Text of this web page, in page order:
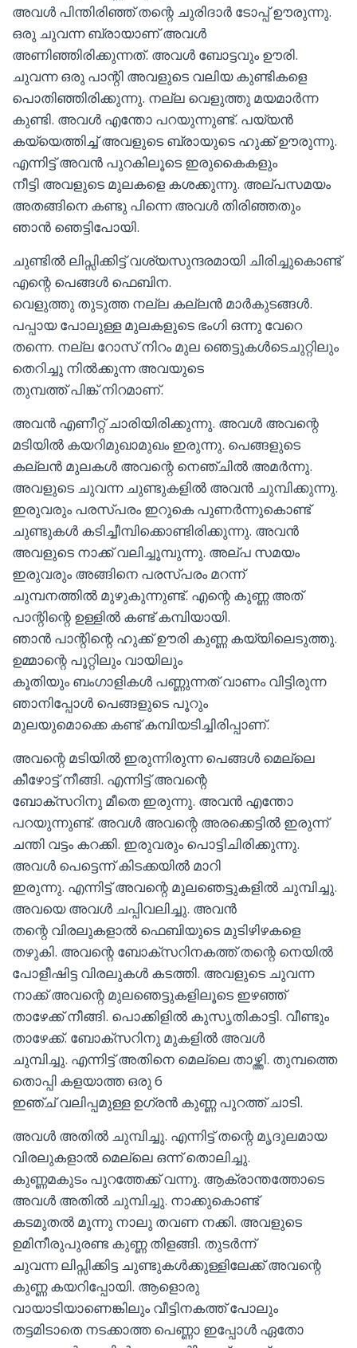
അവൾ പിന്തിരിഞ്ഞ് തന്റെ ചുരിദാർ ടോപ്പ് ഊരുന്നു.
ഒരു ചുവന്ന ബ്രായാണ് അവൾ
അണിഞ്ഞിരിക്കുന്നത്. അവൾ ബോട്ടവും ഊരി.
ചുവന്ന ഒരു പാന്റി അവളുടെ വലിയ കുണ്ടികളെ
പൊതിഞ്ഞിരിക്കുന്നു. നല്ല വെളുത്തു മയമാർന്ന
കുണ്ടി. അവൾ എന്തോ പറയുന്നുണ്ട്. പയ്യൻ
കയ്യെത്തിച്ച് അവളുടെ ബ്രായുടെ ഹുക്ക് ഊരുന്നു.
എന്നിട്ട് അവൻ പുറകിലൂടെ ഇരുകൈകളും
നീട്ടി അവളുടെ മുലകളെ കശക്കുന്നു. അല്പസമയം
അതങ്ങിനെ കണ്ടു പിന്നെ അവൾ തിരിഞ്ഞതും
ഞാൻ ഞെട്ടിപോയി.
ചുണ്ടിൽ ലിപ്സിക്കിട്ട് വശ്യസുന്ദരമായി ചിരിച്ചുകൊണ്ട്
എന്റെ പെങ്ങൾ ഫെബിന.
വെളുത്തു തുടുത്ത നല്ല കല്ലൻ മാർകുടങ്ങൾ.
പപ്പായ പോലുള്ള മുലകളുടെ ഭംഗി ഒന്നു വേറെ
തന്നെ. നല്ല റോസ് നിറം മുല ഞെട്ടുകൾടെചുറ്റിലും
തെറിച്ചു നിൽക്കുന്ന അവയുടെ
തുമ്പത്ത് പിങ്ക് നിറമാണ്.
അവൻ എണീറ്റ് ചാരിയിരിക്കുന്നു. അവൾ അവന്റെ
മടിയിൽ കയറിമുഖാമുഖം ഇരുന്നു. പെങ്ങളുടെ
കല്ലൻ മുലകൾ അവന്റെ നെഞ്ചിൽ അമർന്നു.
അവളുടെ ചുവന്ന ചുണ്ടുകളിൽ അവൻ ചുമ്പിക്കുന്നു.
ഇരുവരും പരസ്പരം ഇറുകെ പുണർന്നുകൊണ്ട്
ചുണ്ടുകൾ കടിച്ചീമ്പിക്കൊണ്ടിരിക്കുന്നു. അവൻ
അവളുടെ നാക്ക് വലിച്ചൂമ്പുന്നു. അല്പ സമയം
ഇരുവരും അങ്ങിനെ പരസ്പരം മറന്ന്
ചുമ്പനത്തിൽ മുഴുകുന്നുണ്ട്. എന്റെ കുണ്ണ അത്
പാന്റിന്റെ ഉള്ളിൽ കണ്ട് കമ്പിയായി.
ഞാൻ പാന്റിന്റെ ഹുക്ക് ഊരി കുണ്ണ കയ്യിലെടുത്തു.
ഉമ്മാന്റെ പൂറ്റിലും വായിലും
കൂതിയും ബംഗാളികൾ പണ്ണുന്നത് വാണം വിട്ടിരുന്ന
ഞാനിപ്പോൾ പെങ്ങളുടെ പൂറും
മുലയുമൊക്കെ കണ്ട് കമ്പിയടിച്ചിരിപ്പാണ്.
അവന്റെ മടിയിൽ ഇരുന്നിരുന്ന പെങ്ങൾ മെല്ലെ
കീഴോട്ട് നീങ്ങി. എന്നിട്ട് അവന്റെ
ബോക്സറിനു മീതെ ഇരുന്നു. അവൻ എന്തോ
പറയുന്നുണ്ട്. അവൾ അവന്റെ അരക്കെട്ടിൽ ഇരുന്ന്
ചന്തി വട്ടം കറക്കി. ഇരുവരും പൊട്ടിചിരിക്കുന്നു.
അവൾ പെട്ടെന്ന് കിടക്കയിൽ മാറി
ഇരുന്നു. എന്നിട്ട് അവന്റെ മുലഞെട്ടുകളിൽ ചുമ്പിച്ചു.
അവയെ അവൾ ചപ്പിവലിച്ചു. അവൻ
തന്റെ വിരലുകളാൽ ഫെബിയുടെ മുടിഴിഴകളെ
തഴുകി. അവന്റെ ബോക്സറിനകത്ത് തന്റെ നെയിൽ
പോളീഷിട്ട വിരലുകൾ കടത്തി. അവളുടെ ചുവന്ന
നാക്ക് അവന്റെ മുലഞെട്ടുകളിലൂടെ ഇഴഞ്ഞ്
താഴേക്ക് നീങ്ങി. പൊക്കിളിൽ കുസൃതികാട്ടി. വീണ്ടും
താഴേക്ക്. ബോക്സറിനു മുകളിൽ അവൾ
ചുമ്പിച്ചു. എന്നിട്ട് അതിനെ മെല്ലെ താഴ്ത്തി. തുമ്പത്തെ
തൊപ്പി കളയാത്ത ഒരു 6
ഇഞ്ച് വലിപ്പമുള്ള ഉഗ്രൻ കുണ്ണ പുറത്ത് ചാടി.
അവൾ അതിൽ ചുമ്പിച്ചു. എന്നിട്ട് തന്റെ മൃദുലമായ
വിരലുകളാൽ മെല്ലെ ഒന്ന് തൊലിച്ചു.
കുണ്ണമകുടം പുറത്തേക്ക് വന്നു. ആക്രാന്തത്തോടെ
അവൾ അതിൽ ചുമ്പിച്ചു. നാക്കുകൊണ്ട്
കടമുതൽ മൂന്നു നാലു തവണ നക്കി. അവളുടെ
ഉമിനീരുപുരണ്ട കുണ്ണ തിളങ്ങി. തുടർന്ന്
ചുവന്ന ലിപ്സിക്കിട്ട ചുണ്ടുകൾക്കുള്ളിലേക്ക് അവന്റെ
കുണ്ണ കയറിപ്പോയി. ആളൊരു
വായാടിയാണെങ്കിലും വീട്ടിനകത്ത് പോലും
തട്ടമിടാതെ നടക്കാത്ത പെണ്ണാ ഇപ്പോൾ ഏതോ